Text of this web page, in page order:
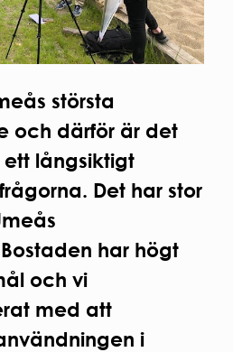
ARBETA
HOS
Ekonomisk
hållbarhet
VI
största
och därför är det
långsiktigt
Det har stor
har högt
och vi
med att
i